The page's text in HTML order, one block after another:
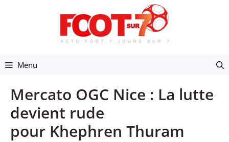
Menu
Mercato OGC Nice : La lutte
devient rude
pour Khephren Thuram